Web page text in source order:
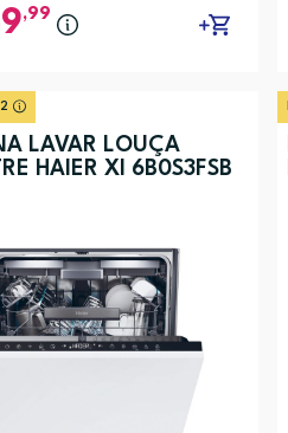
Strong AI, Universal (1)
,99
LAVAR LOUÇA
HAIER XI 6B0S3FSB